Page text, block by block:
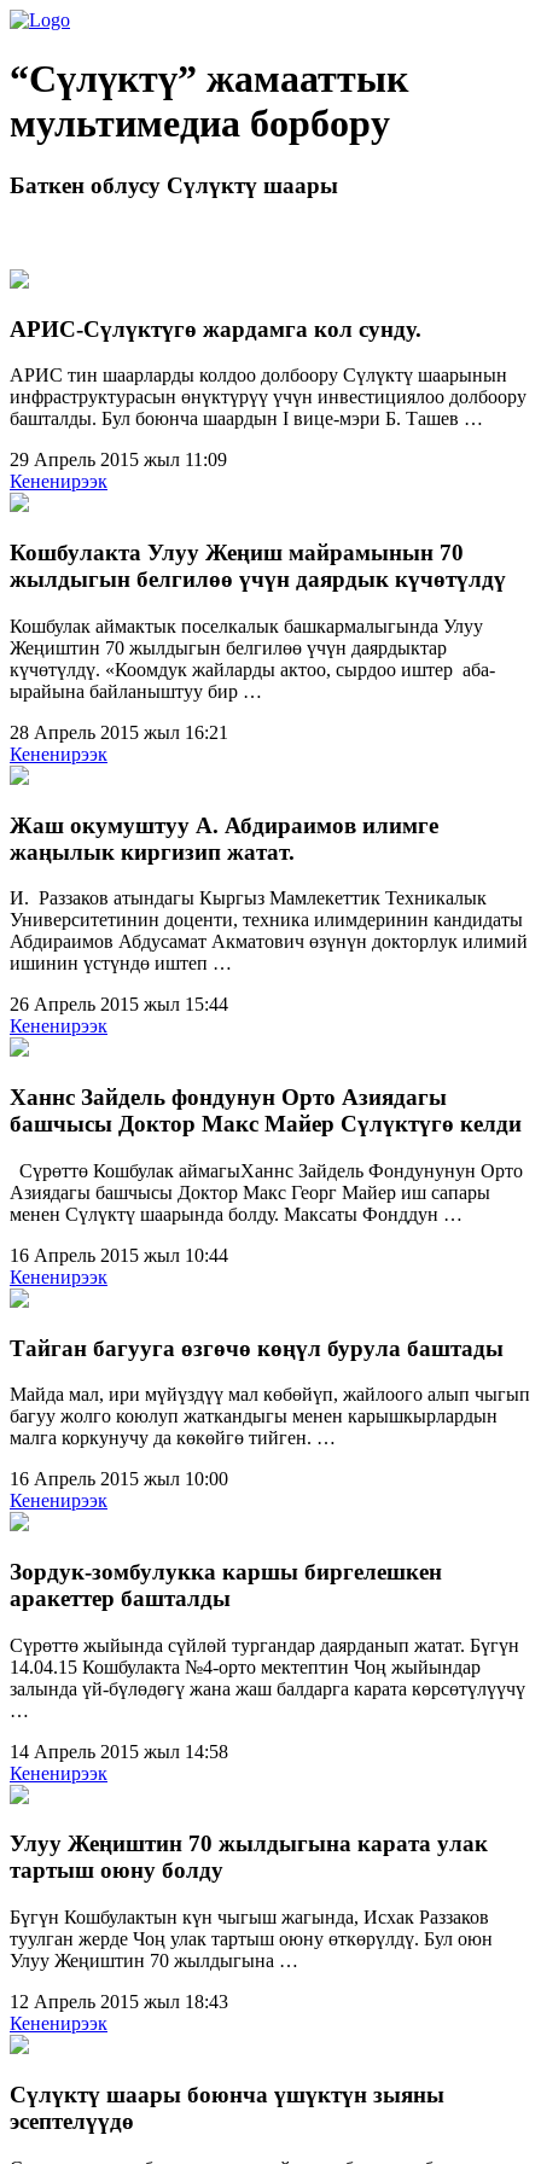
“Сүлүктү” жамааттык
мультимедиа борбору
Баткен облусу Сүлүктү шаары
АРИС-Сүлүктүгө жардамга кол сунду.
АРИС тин шаарларды колдоо долбоору Сүлүктү шаарынын
инфраструктурасын өнүктүрүү үчүн инвестициялоо долбоору
башталды. Бул боюнча шаардын I вице-мэри Б. Ташев …
29 Апрель 2015 жыл 11:09
Кененирээк
Кошбулакта Улуу Жеңиш майрамынын 70
жылдыгын белгилөө үчүн даярдык күчөтүлдү
Кошбулак аймактык поселкалык башкармалыгында Улуу
Жеңиштин 70 жылдыгын белгилөө үчүн даярдыктар
күчөтүлдү. «Коомдук жайларды актоо, сырдоо иштер аба-
ырайына байланыштуу бир …
28 Апрель 2015 жыл 16:21
Кененирээк
Жаш окумуштуу А. Абдираимов илимге
жаңылык киргизип жатат.
И. Раззаков атындагы Кыргыз Мамлекеттик Техникалык
Университетинин доценти, техника илимдеринин кандидаты
Абдираимов Абдусамат Акматович өзүнүн докторлук илимий
ишинин үстүндө иштеп …
26 Апрель 2015 жыл 15:44
Кененирээк
Ханнс Зайдель фондунун Орто Азиядагы
башчысы Доктор Макс Майер Сүлүктүгө келди
Сүрөттө Кошбулак аймагыХаннс Зайдель Фондунунун Орто
Азиядагы башчысы Доктор Макс Георг Майер иш сапары
менен Сүлүктү шаарында болду. Максаты Фонддун …
16 Апрель 2015 жыл 10:44
Кененирээк
Тайган багууга өзгөчө көңүл бурула баштады
Майда мал, ири мүйүздүү мал көбөйүп, жайлоого алып чыгып
багуу жолго коюлуп жаткандыгы менен карышкырлардын
малга коркунучу да көкөйгө тийген. …
16 Апрель 2015 жыл 10:00
Кененирээк
Зордук-зомбулукка каршы биргелешкен
аракеттер башталды
Сүрөттө жыйында сүйлөй тургандар даярданып жатат. Бүгүн
14.04.15 Кошбулакта №4-орто мектептин Чоң жыйындар
залында үй-бүлөдөгү жана жаш балдарга карата көрсөтүлүүчү
…
14 Апрель 2015 жыл 14:58
Кененирээк
Улуу Жеңиштин 70 жылдыгына карата улак
тартыш оюну болду
Бүгүн Кошбулактын күн чыгыш жагында, Исхак Раззаков
туулган жерде Чоң улак тартыш оюну өткөрүлдү. Бул оюн
Улуу Жеңиштин 70 жылдыгына …
12 Апрель 2015 жыл 18:43
Кененирээк
Сүлүктү шаары боюнча үшүктүн зыяны
эсептелүүдө